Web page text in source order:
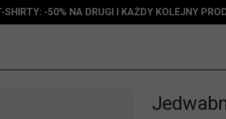
SHIRTY: -50% NA DRUGI I KAŻDY KOLEJNY